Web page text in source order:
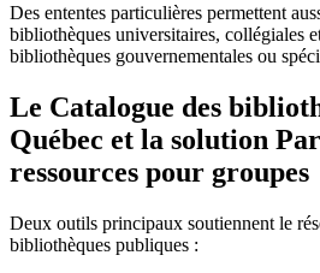
Des ententes particulières permettent
bibliothèques universitaires, collégiales
bibliothèques gouvernementales ou
Le Catalogue des
Québec et la solution
ressources pour groupes
Deux outils principaux soutiennent le
bibliothèques publiques :